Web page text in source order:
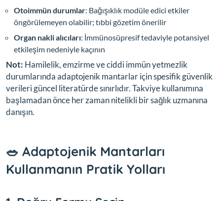
Otoimmün durumlar: Bağışıklık modüle edici etkiler
öngörülemeyen olabilir; tıbbi gözetim önerilir
Organ nakli alıcıları: İmmünosüpresif tedaviyle potansiyel
etkileşim nedeniyle kaçının
Not: Hamilelik, emzirme ve ciddi immün yetmezlik
durumlarında adaptojenik mantarlar için spesifik güvenlik
verileri güncel literatürde sınırlıdır. Takviye kullanımına
başlamadan önce her zaman nitelikli bir sağlık uzmanına
danışın.
🥗 Adaptojenik Mantarları
Kullanmanın Pratik Yolları